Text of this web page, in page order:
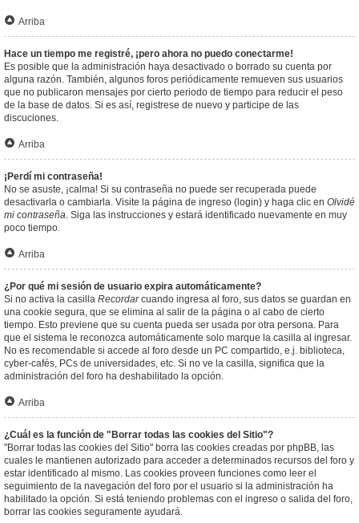
Arriba
Hace un tiempo me registré, ¡pero ahora no puedo conectarme!
Es posible que la administración haya desactivado o borrado su cuenta por
alguna razón. También, algunos foros periódicamente remueven sus usuarios
que no publicaron mensajes por cierto periodo de tiempo para reducir el peso
de la base de datos. Si es así, registrese de nuevo y participe de las
discuciones.
Arriba
¡Perdí mi contraseña!
No se asuste, ¡calma! Si su contraseña no puede ser recuperada puede
desactivarla o cambiarla. Visite la página de ingreso (login) y haga clic en Olvidé
mi contraseña. Siga las instrucciones y estará identificado nuevamente en muy
poco tiempo.
Arriba
¿Por qué mi sesión de usuario expira automáticamente?
Si no activa la casilla Recordarcuando ingresa al foro, sus datos se guardan en
una cookie segura, que se elimina al salir de la página o al cabo de cierto
tiempo. Esto previene que su cuenta pueda ser usada por otra persona. Para
que el sistema le reconozca automáticamente solo marque la casilla al ingresar.
No es recomendable si accede al foro desde un PC compartido, e.j. biblioteca,
cyber-cafés, PCs de universidades, etc. Si no ve la casilla, significa que la
administración del foro ha deshabilitado la opción.
Arriba
¿Cuál es la función de "Borrar todas las cookies del Sitio"?
"Borrar todas las cookies del Sitio" borra las cookies creadas por phpBB, las
cuales le mantienen autorizado para acceder a determinados recursos del foro y
estar identificado al mismo. Las cookies proveen funciones como leer el
seguimiento de la navegación del foro por el usuario si la administración ha
habilitado la opción. Si está teniendo problemas con el ingreso o salida del foro,
borrar las cookies seguramente ayudará.